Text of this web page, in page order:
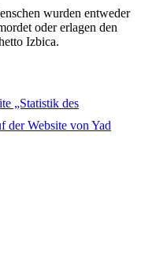
wurden entweder
oder erlagen den
Izbica.
„Statistik des
der Website von Yad